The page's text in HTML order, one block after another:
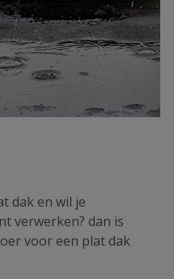
dak en wil je
verwerken? dan is
voor een plat dak